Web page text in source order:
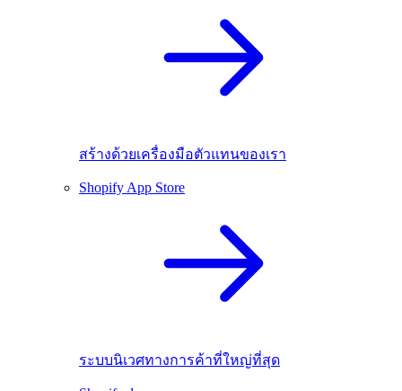
สร้างด้วยเครื่องมือตัวแทนของเรา
Shopify App Store
ระบบนิเวศทางการค้าที่ใหญ่ที่สุด